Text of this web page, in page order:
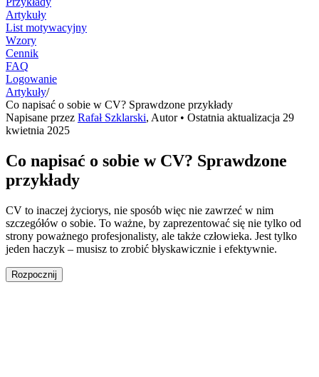
Artykuły
List motywacyjny
Wzory
Cennik
FAQ
Logowanie
Artykuły/
Co napisać o sobie w CV? Sprawdzone przykłady
Napisane przez Rafał Szklarski, Autor• Ostatnia aktualizacja 29
kwietnia 2025
Co napisać o sobie w CV? Sprawdzone
przykłady
CV to inaczej życiorys, nie sposób więc nie zawrzeć w nim
szczegółów o sobie. To ważne, by zaprezentować się nie tylko od
strony poważnego profesjonalisty, ale także człowieka. Jest tylko
jeden haczyk – musisz to zrobić błyskawicznie i efektywnie.
Rozpocznij